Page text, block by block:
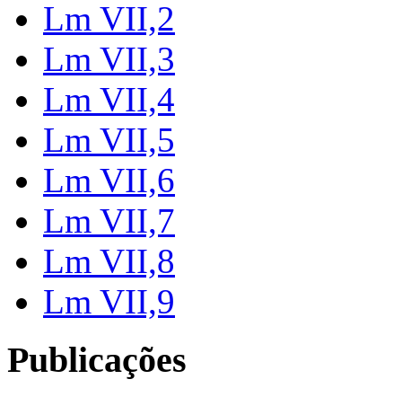
Lm VII,2
Lm VII,3
Lm VII,4
Lm VII,5
Lm VII,6
Lm VII,7
Lm VII,8
Lm VII,9
Publicações